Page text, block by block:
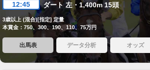
12:45 ダート 左・1,400m 15頭
3歳以上 (混合)[指定] 定量
本賞金：750、300、190、110、75万円
出馬表 データ分析 オッズ